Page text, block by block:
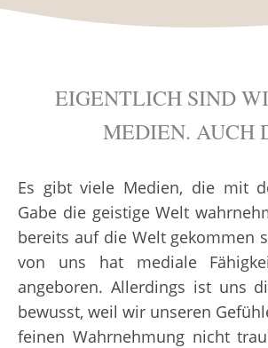
EIGENTLICH SIND
MEDIEN. AUCH
Es gibt viele Medien, die mit
Gabe die geistige Welt
bereits auf die Welt gekommen
von uns hat mediale
angeboren. Allerdings ist uns
bewusst, weil wir unseren
feinen Wahrnehmung nicht